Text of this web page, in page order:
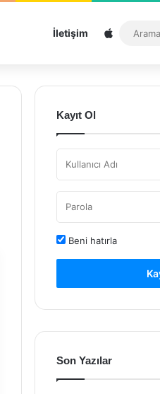
İletişim Sitemap
Kayıt Ol
Beni hatırla
Son Yazılar